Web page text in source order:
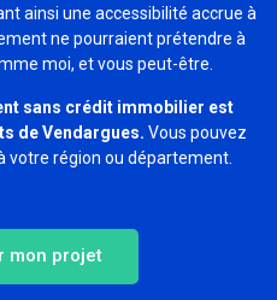
ainsi une accessibilité accrue à
ne pourraient prétendre à
moi, et vous peut-être.
sans crédit immobilier est
de Vendargues. Vous pouvez
votre région ou département.
mon projet